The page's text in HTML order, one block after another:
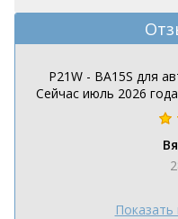
P21W - BA15S для
Сейчас июль 2026